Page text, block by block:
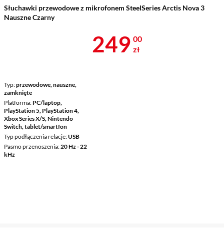
Słuchawki przewodowe z mikrofonem SteelSeries Arctis Nova 3
Nauszne Czarny
Typ przewodowe, nauszne,
zamknięte
Platforma PC/laptop,
PlayStation 5, PlayStation 4,
Xbox Series X/S, Nintendo
Switch, tablet/smartfon
Typ podłączenia relacje USB
Pasmo przenoszenia 20 Hz - 22
kHz
Cena 249 zł
249 00
zł